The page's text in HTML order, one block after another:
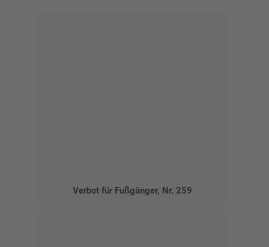
Verbot für Fußgänger, Nr. 259